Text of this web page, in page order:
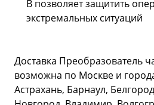
В позволяет защитить
экстремальных ситуаций
Доставка Преобразователь
возможна по Москве и
Астрахань, Барнаул,